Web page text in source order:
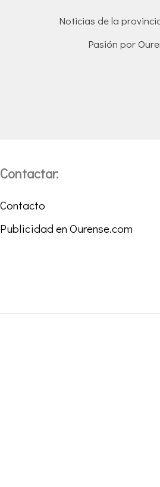
Noticias de la
Pasión por
Contactar:
Contacto
Publicidad en Ourense.com